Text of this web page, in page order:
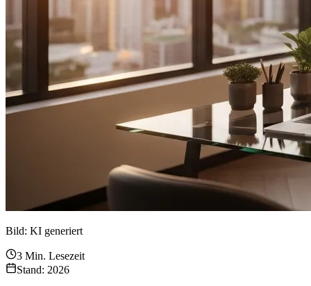
Bild: KI generiert
3 Min. Lesezeit
Stand: 2026